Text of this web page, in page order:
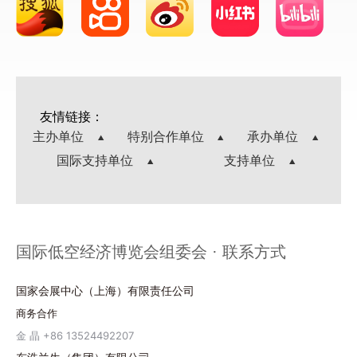
友情链接：
主办单位
特别合作单位
承办单位
国际支持单位
支持单位
国际低空经济博览会组委会 · 联系方式
国家会展中心（上海）有限责任公司
商务合作
金 晶 +86 13524492207